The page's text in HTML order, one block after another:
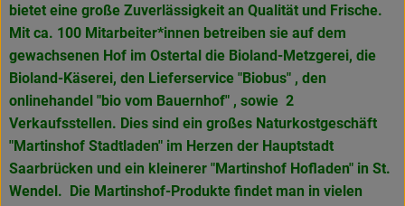
bietet eine große Zuverlässigkeit an Qualität und Frische.
Mit ca. 100 Mitarbeiter*innen betreiben sie auf dem
gewachsenen Hof im Ostertal die Bioland-Metzgerei, die
Bioland-Käserei, den Lieferservice "Biobus" , den
onlinehandel "bio vom Bauernhof" , sowie 2
Verkaufsstellen. Dies sind ein großes Naturkostgeschäft
"Martinshof Stadtladen" im Herzen der Hauptstadt
Saarbrücken und ein kleinerer "Martinshof Hofladen" in St.
Wendel. Die Martinshof-Produkte findet man in vielen